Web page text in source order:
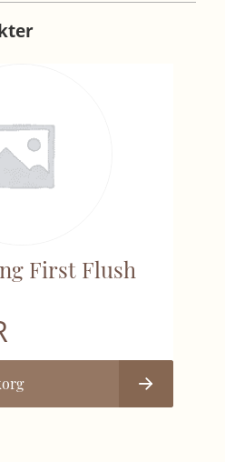
First Flush